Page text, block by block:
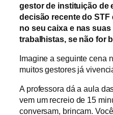
gestor de instituição de
decisão recente do
no seu caixa e nas
trabalhistas, se não for
Imagine a seguinte cena
muitos gestores já
A professora dá a aula
vem um recreio de 15
conversam, brincam.